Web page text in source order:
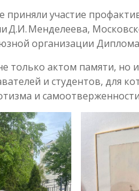
приняли участие
Д.И. Менделеева,
организации
только актом памяти,
и студентов, для
и